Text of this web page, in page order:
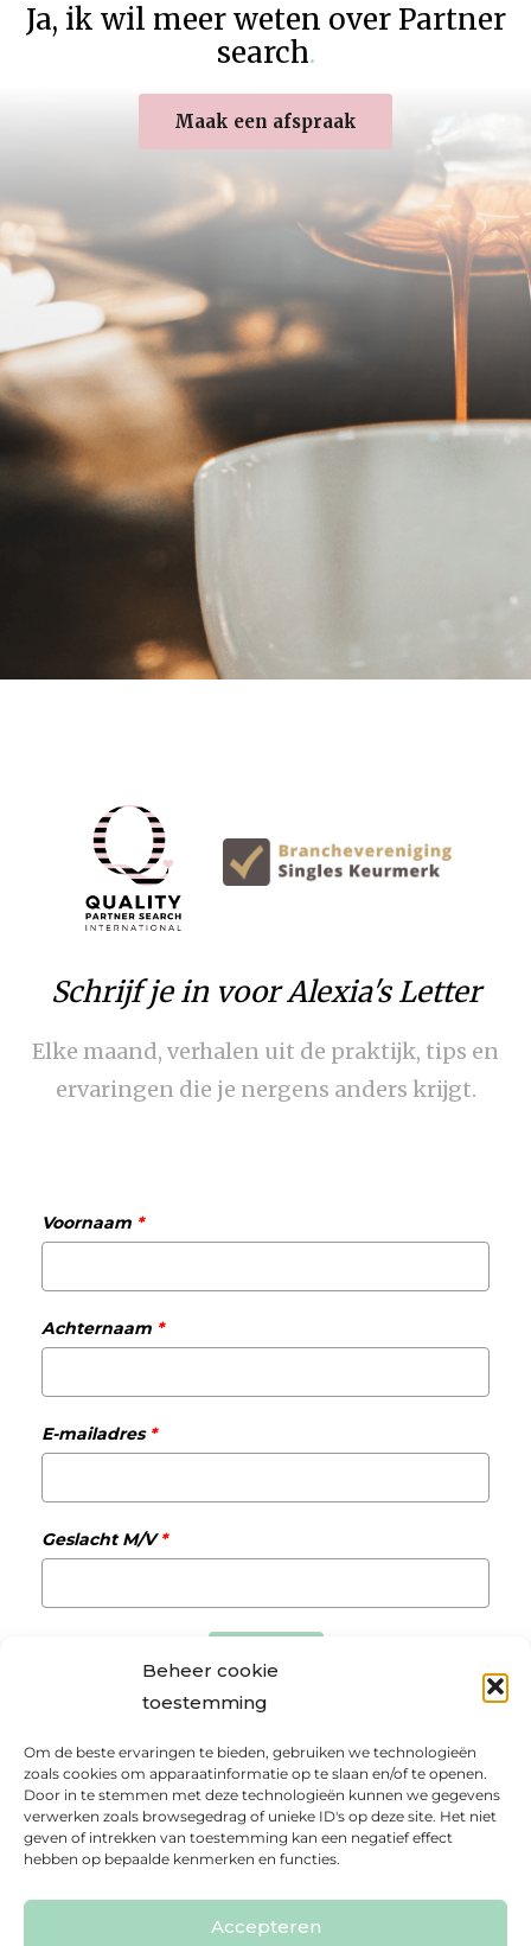
Beheer cookie
toestemming
Om de beste ervaringen te bieden, gebruiken we technologieën
zoals cookies om apparaatinformatie op te slaan en/of te openen.
Door in te stemmen met deze technologieën kunnen we gegevens
verwerken zoals browsegedrag of unieke ID's op deze site. Het niet
geven of intrekken van toestemming kan een negatief effect
hebben op bepaalde kenmerken en functies.
Accepteren
Ja, ik wil meer weten over Partner
search.
Maak een afspraak
Schrijf je in voor Alexia's Letter
Elke maand, verhalen uit de praktijk, tips en
ervaringen die je nergens anders krijgt.
Voornaam *
Achternaam *
E-mailadres*
Geslacht M/V*
Privacybeleid
Voorwaarden Matchmaking
Cookie Policy
Klantenportaal online programma’s
Copyright 2026 | Realisatie door Zeker Zichtbaar